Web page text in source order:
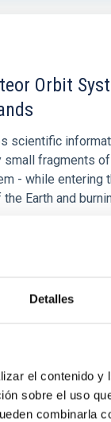
Detalles
el contenido
sobre el uso
combinarla
Orbit
scientific
small fragments
- while entering
Earth and